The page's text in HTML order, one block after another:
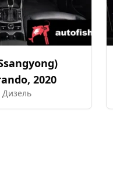
, 2020
Дизель